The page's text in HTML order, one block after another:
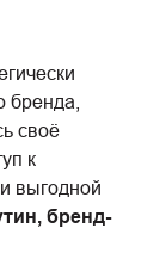
бренда,
своё
к
выгодной
бренд-